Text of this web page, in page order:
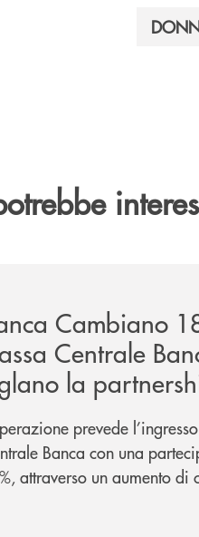
Cambiano
Centrale
la
prevede
Banca con una
attraverso un aumento di